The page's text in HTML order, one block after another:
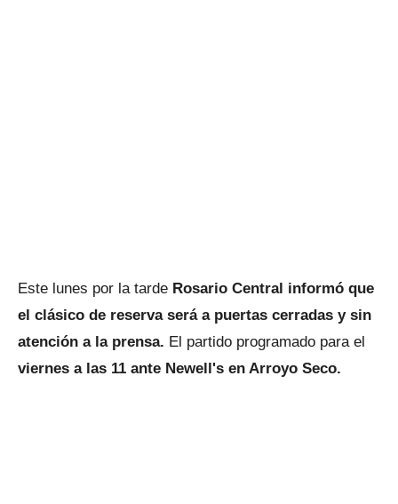
Este lunes por la tarde Rosario Central informó que
el clásico de reserva será a puertas cerradas y sin
atención a la prensa. El partido programado para el
viernes a las 11 ante Newell's en Arroyo Seco.